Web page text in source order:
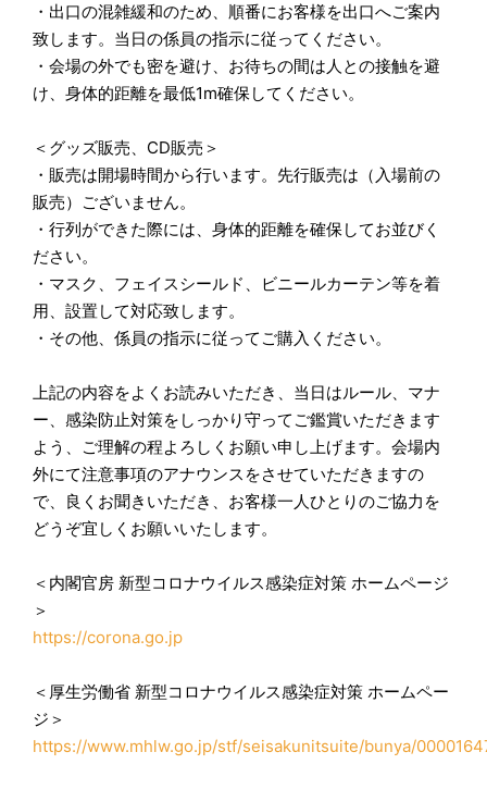
・出口の混雑緩和のため、順番にお客様を出口へご案内
致します。当日の係員の指示に従ってください。
・会場の外でも密を避け、お待ちの間は人との接触を避
け、身体的距離を最低1m確保してください。
＜グッズ販売、CD販売＞
・販売は開場時間から行います。先行販売は（入場前の
販売）ございません。
・行列ができた際には、身体的距離を確保してお並びく
ださい。
・マスク、フェイスシールド、ビニールカーテン等を着
用、設置して対応致します。
・その他、係員の指示に従ってご購入ください。
上記の内容をよくお読みいただき、当日はルール、マナ
ー、感染防止対策をしっかり守ってご鑑賞いただきます
よう、ご理解の程よろしくお願い申し上げます。会場内
外にて注意事項のアナウンスをさせていただきますの
で、良くお聞きいただき、お客様一人ひとりのご協力を
どうぞ宜しくお願いいたします。
＜内閣官房 新型コロナウイルス感染症対策 ホームページ
＞
https://corona.go.jp
＜厚生労働省 新型コロナウイルス感染症対策 ホームペー
ジ＞
https://www.mhlw.go.jp/stf/seisakunitsuite/bunya/